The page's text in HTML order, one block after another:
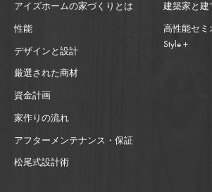
アイズホームの家づくりとは
性能
デザインと設計
厳選された商材
資金計画
家作りの流れ
アフターメンテナンス・保証
松尾式設計術
建築家と建
高性能セ
Style＋